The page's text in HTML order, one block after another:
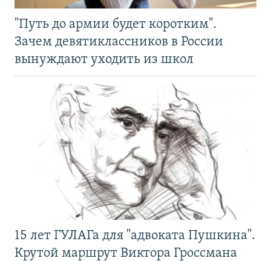
"Путь до армии будет коротким".
Зачем девятиклассников в России
вынуждают уходить из школ
15 лет ГУЛАГа для "адвоката Пушкина".
Крутой маршрут Виктора Гроссмана